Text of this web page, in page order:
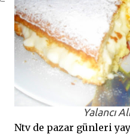
Yalancı
Ntv de pazar günleri